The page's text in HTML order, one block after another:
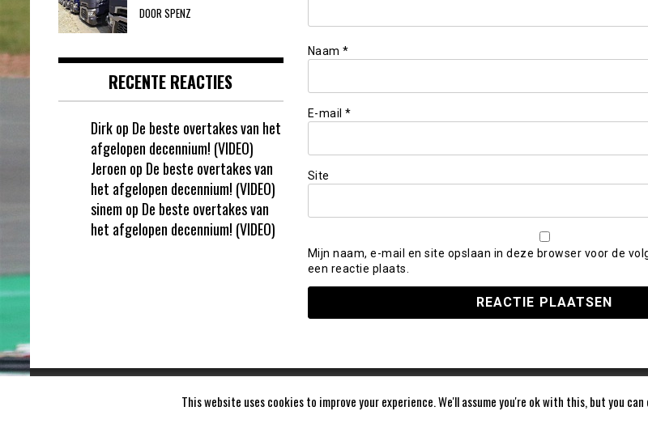
Naam *
E-mail *
Site
Mijn naam, e-mail en site opslaan in deze browser voor de
een reactie plaats.
DOOR SPENZ
RECENTE REACTIES
Dirkop De beste overtakes van het
afgelopen decennium! (VIDEO)
Jeroen op De beste overtakes van
het afgelopen decennium! (VIDEO)
sinem op De beste overtakes van
het afgelopen decennium! (VIDEO)
This website uses cookies to improve your experience. We'll assume you're ok with this, but you